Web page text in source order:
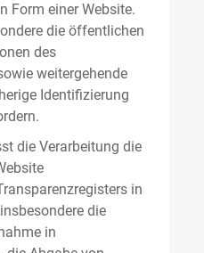
Form einer Website.
die öffentlichen
des
weitergehende
Identifizierung
die Verarbeitung die
in
die
in